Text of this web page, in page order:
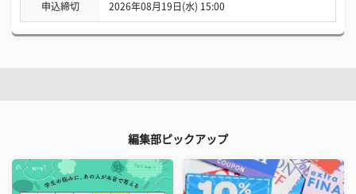
申込締切 2026年08月19日(水) 15:00
編集部ピックアップ